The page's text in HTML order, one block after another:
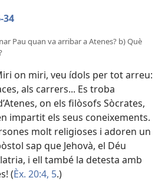
34
Pau quan va arribar a Atenes? b) Què
on miri, veu ídols per tot arreu:
als carrers... Es troba
on els filòsofs Sòcrates,
impartit els seus coneixements.
molt religioses i adoren un
sap que Jehovà, el Déu
i ell també la detesta amb
(Èx. 20:4, 5.)